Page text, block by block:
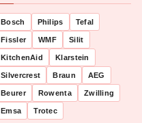
Bosch Philips Tefal
Fissler WMF Silit
KitchenAid Klarstein
Silvercrest Braun AEG
Beurer Rowenta Zwilling
Emsa Trotec